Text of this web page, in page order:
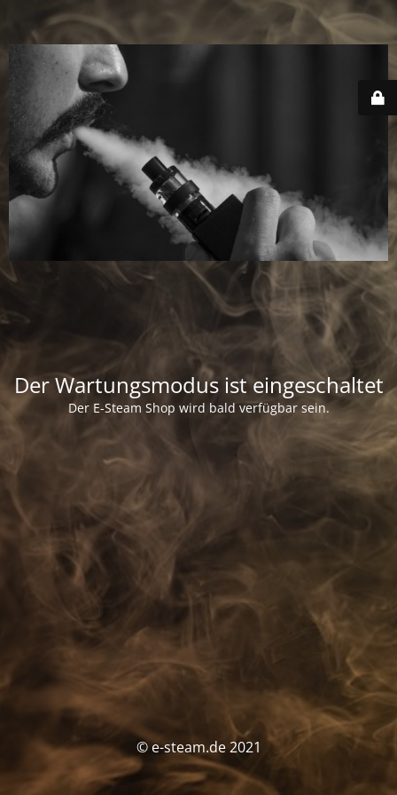
Der Wartungsmodus ist eingeschaltet
Der E-Steam Shop wird bald verfügbar sein.
© e-steam.de 2021